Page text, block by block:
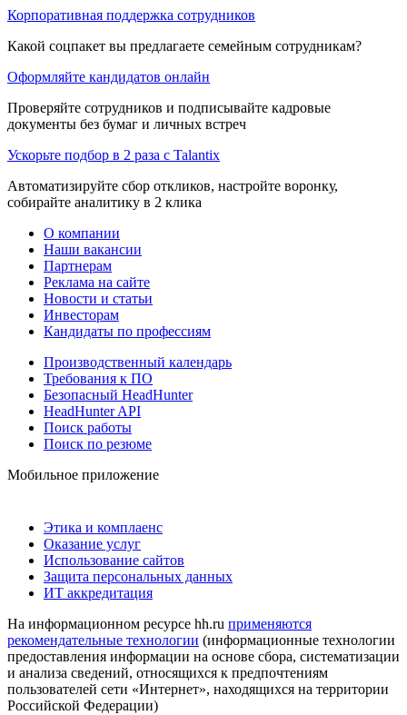
Корпоративная поддержка сотрудников
Какой соцпакет вы предлагаете семейным сотрудникам?
Оформляйте кандидатов онлайн
Проверяйте сотрудников и подписывайте кадровые
документы без бумаг и личных встреч
Ускорьте подбор в 2 раза с Talantix
Автоматизируйте сбор откликов, настройте воронку,
собирайте аналитику в 2 клика
О компании
Наши вакансии
Партнерам
Реклама на сайте
Новости и статьи
Инвесторам
Кандидаты по профессиям
Производственный календарь
Требования к ПО
Безопасный HeadHunter
HeadHunter API
Поиск работы
Поиск по резюме
Мобильное приложение
Этика и комплаенс
Оказание услуг
Использование сайтов
Защита персональных данных
ИТ аккредитация
На информационном ресурсе hh.ru применяются
рекомендательные технологии (информационные технологии
предоставления информации на основе сбора, систематизации
и анализа сведений, относящихся к предпочтениям
пользователей сети «Интернет», находящихся на территории
Российской Федерации)